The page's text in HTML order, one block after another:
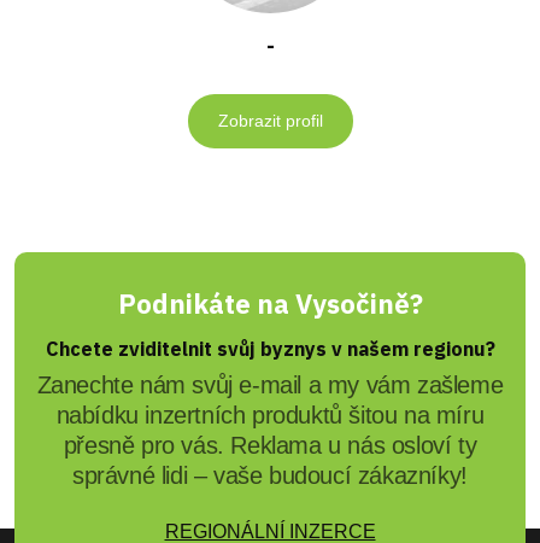
-
Zobrazit profil
Podnikáte na Vysočině?
Chcete zviditelnit svůj byznys v našem regionu?
Zanechte nám svůj e-mail a my vám zašleme
nabídku inzertních produktů šitou na míru
přesně pro vás. Reklama u nás osloví ty
správné lidi – vaše budoucí zákazníky!
REGIONÁLNÍ INZERCE